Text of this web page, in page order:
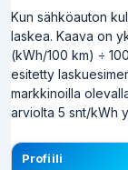
Kun sähköauton
laskea. Kaava on
(kWh/100 km) ÷
esitetty
markkinoilla
arviolta 5 snt/kWh
Profiili